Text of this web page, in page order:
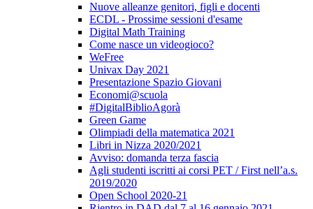
Nuove alleanze genitori, figli e docenti
ECDL - Prossime sessioni d'esame
Digital Math Training
Come nasce un videogioco?
WeFree
Univax Day 2021
Presentazione Spazio Giovani
Economi@scuola
#DigitalBiblioAgorà
Green Game
Olimpiadi della matematica 2021
Libri in Nizza 2020/2021
Avviso: domanda terza fascia
Agli studenti iscritti ai corsi PET / First nell’a.s.
2019/2020
Open School 2020-21